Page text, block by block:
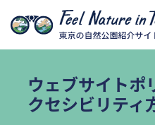
ウェブサイトポ
クセシビリティ